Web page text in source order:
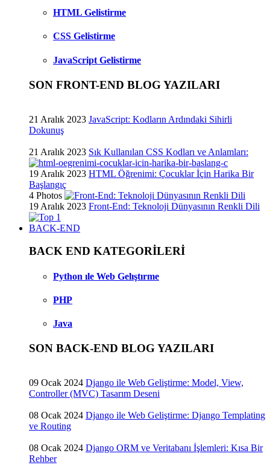
HTML Gelistirme
CSS Gelistirme
JavaScript Gelistirme
SON FRONT-END BLOG YAZILARI
21 Aralık 2023 JavaScript: Kodların Ardındaki Sihirli
Dokunuş
21 Aralık 2023 Sık Kullanılan CSS Kodları ve Anlamları:
19 Aralık 2023 HTML Öğrenimi: Çocuklar İçin Harika Bir
Başlangıç
4 Photos
19 Aralık 2023 Front-End: Teknoloji Dünyasının Renkli Dili
BACK-END
BACK END KATEGORİLERİ
Python ıle Web Gelıştırme
PHP
Java
SON BACK-END BLOG YAZILARI
09 Ocak 2024 Django ile Web Geliştirme: Model, View,
Controller (MVC) Tasarım Deseni
08 Ocak 2024 Django ile Web Geliştirme: Django Templating
ve Routing
08 Ocak 2024 Django ORM ve Veritabanı İşlemleri: Kısa Bir
Rehber